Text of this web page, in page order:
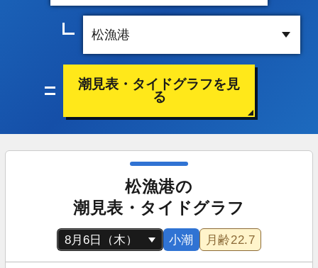
潮見表・タイドグラフを見
る
松漁港の
潮見表・タイドグラフ
小潮 月齢22.7